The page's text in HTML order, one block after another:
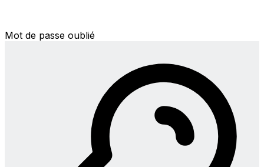
Mot de passe oublié